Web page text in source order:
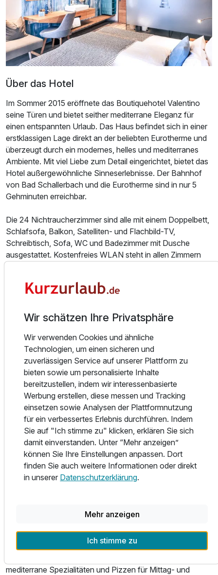
Über das Hotel
Im Sommer 2015 eröffnete das Boutiquehotel Valentino
seine Türen und bietet seither mediterrane Eleganz für
einen entspannten Urlaub. Das Haus befindet sich in einer
erstklassigen Lage direkt an der beliebten Eurotherme und
überzeugt durch ein modernes, helles und mediterranes
Ambiente. Mit viel Liebe zum Detail eingerichtet, bietet das
Hotel außergewöhnliche Sinneserlebnisse. Der Bahnhof
von Bad Schallerbach und die Eurotherme sind in nur 5
Gehminuten erreichbar.
Die 24 Nichtraucherzimmer sind alle mit einem Doppelbett,
Schlafsofa, Balkon, Satelliten- und Flachbild-TV,
Schreibtisch, Sofa, WC und Badezimmer mit Dusche
ausgestattet. Kostenfreies WLAN steht in allen Zimmern
Auf Anfrage ist es möglich auch am Vormittag bis 14 Uhr
In werden die vollständige Adresse und das Geburtsdatum
der Anreisenden benötigt.
Falls die Rezeption nicht besetzt sein sollte, dann befindet
sich Ihre Zimmerkarte bei dem 24h Eingang in einer
Schlüsselbox (rechts neben dem Rezeptionseingang).
Das Boutiquehotel Valentino bietet seinen Gästen Wellness
im mediterranen Stil, gepaart mit Sinnlichkeit, Ruhe und
ganzheitlichem Wohlbefinden. Die Adriatic Wellnessanlage
wurde im Sommer 2020 umgebaut und erweitert. Zur
Ausstattung gehören eine Panoramasauna mit Terrasse,
ein Soledampfbad, Infrarotsessel, ein Relax-Ruheraum,
Wellnessduschen, Wasserbetten sowie eine
Erfrischungstheke mit frischem Quellwasser, Obst und
Nüssen. Im Zimmer finden die Gäste eine Badetasche mit
Gästen ab 18 Jahren zur Verfügung und ist täglich von
Das Restaurant Kantina Mediterran bietet ein entspanntes
mediterrane Spezialitäten und Pizzen für Mittag- und
Wir schätzen Ihre Privatsphäre
Wir verwenden Cookies und ähnliche
Technologien, um einen sicheren und
zuverlässigen Service auf unserer Plattform zu
bieten sowie um personalisierte Inhalte
bereitzustellen, indem wir interessenbasierte
Werbung erstellen, diese messen und Tracking
einsetzen sowie Analysen der Plattformnutzung
für ein verbessertes Erlebnis durchführen. Indem
Sie auf "Ich stimme zu" klicken, erklären Sie sich
damit einverstanden. Unter “Mehr anzeigen”
können Sie Ihre Einstellungen anpassen. Dort
finden Sie auch weitere Informationen oder direkt
in unserer Datenschutzerklärung.
Mehr anzeigen
Ich stimme zu